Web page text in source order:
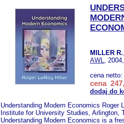
MILLER R.
AWL,
cena netto:
cena
dodaj do
Understanding Modern Economics Roger
Institute for University Studies, Arlington,
Understanding Modern Economics is a